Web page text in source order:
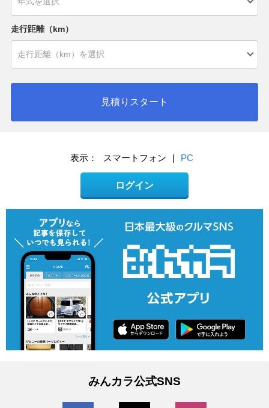
走行距離（km）
見積りスタート
表示： スマートフォン | PC
ログイン
みんカラ公式SNS